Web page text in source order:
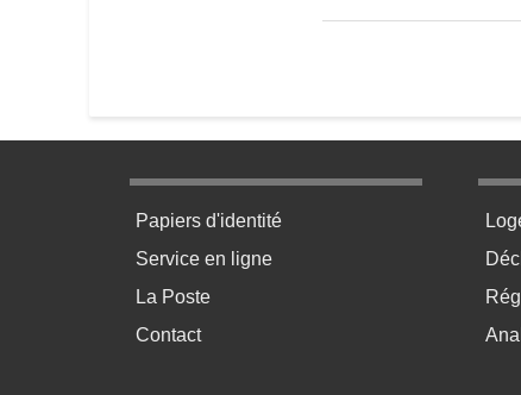
Menu pratique bas de page 1
Papiers d'identité
Service en ligne
La Poste
Contact